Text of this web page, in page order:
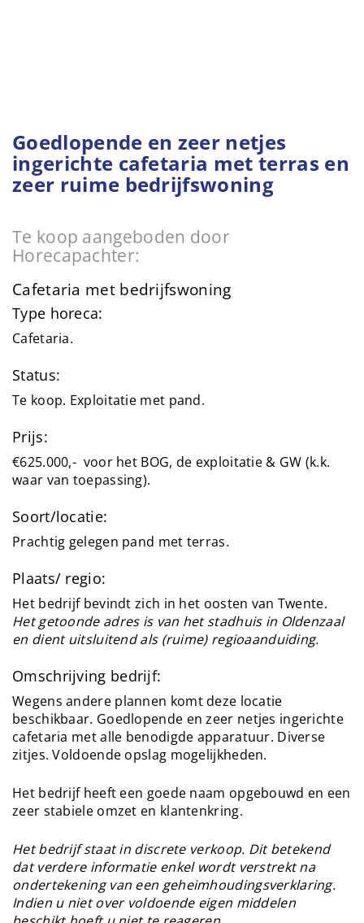
Goedlopende en zeer netjes
ingerichte cafetaria met terras en
zeer ruime bedrijfswoning
Te koop aangeboden door
Horecapachter:
Cafetaria met bedrijfswoning
Type horeca:
Cafetaria.
Status:
Te koop. Exploitatie met pand.
Prijs:
€625.000,- voor het BOG, de exploitatie & GW (k.k.
waar van toepassing).
Soort/locatie:
Prachtig gelegen pand met terras.
Plaats/ regio:
Het bedrijf bevindt zich in het oosten van Twente.
Het getoonde adres is van het stadhuis in Oldenzaal
en dient uitsluitend als (ruime) regioaanduiding.
Omschrijving bedrijf:
Wegens andere plannen komt deze locatie
beschikbaar. Goedlopende en zeer netjes ingerichte
cafetaria met alle benodigde apparatuur. Diverse
zitjes. Voldoende opslag mogelijkheden.
Het bedrijf heeft een goede naam opgebouwd en een
zeer stabiele omzet en klantenkring.
Het bedrijf staat in discrete verkoop. Dit betekend
dat verdere informatie enkel wordt verstrekt na
ondertekening van een geheimhoudingsverklaring.
Indien u niet over voldoende eigen middelen